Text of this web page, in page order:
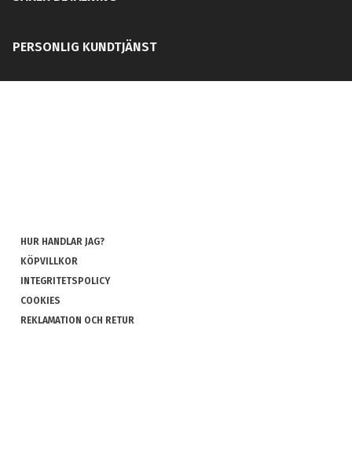
PERSONLIG KUNDTJÄNST
HUR HANDLAR JAG?
KÖPVILLKOR
INTEGRITETSPOLICY
COOKIES
REKLAMATION OCH RETUR